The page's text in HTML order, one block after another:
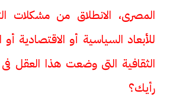
المصرى، الانطلاق من مشكلات
للأبعاد السياسية أو الاقتصادية
الثقافية التى وضعت هذا العقل
رأيك؟